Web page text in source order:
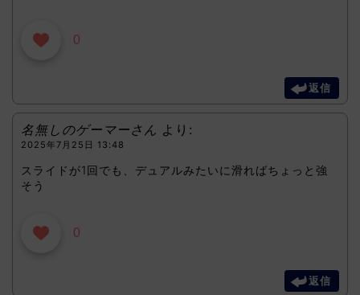
0
返信
名無しのゲーマーさん より:
2025年7月25日 13:48
スライドが1回でも、デュアルみたいに滑ればちょっと強
そう
0
返信